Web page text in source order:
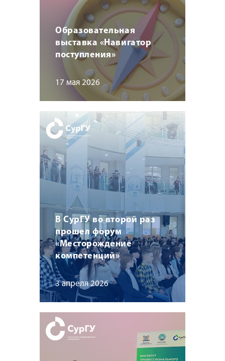
Образовательная
выставка «Навигатор
поступления»
17 мая 2026
В СурГУ во второй раз
прошел форум
«Месторождение
компетенций»
3 апреля 2026